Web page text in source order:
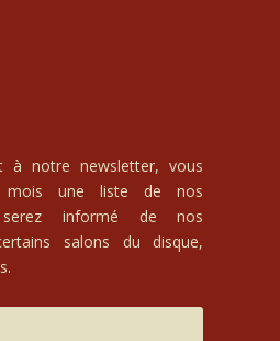
à notre newsletter, vous
mois une liste de nos
informé de nos
salons du disque,